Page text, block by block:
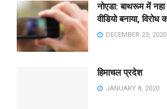
नोएडा: बाथरूम में
वीडियो बनाया, विरोध
DECEMBER 23, 2020
हिमाचल प्रदेश
JANUARY 8, 2020